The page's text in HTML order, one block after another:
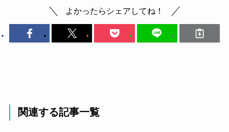
よかったらシェアしてね！
関連する記事一覧